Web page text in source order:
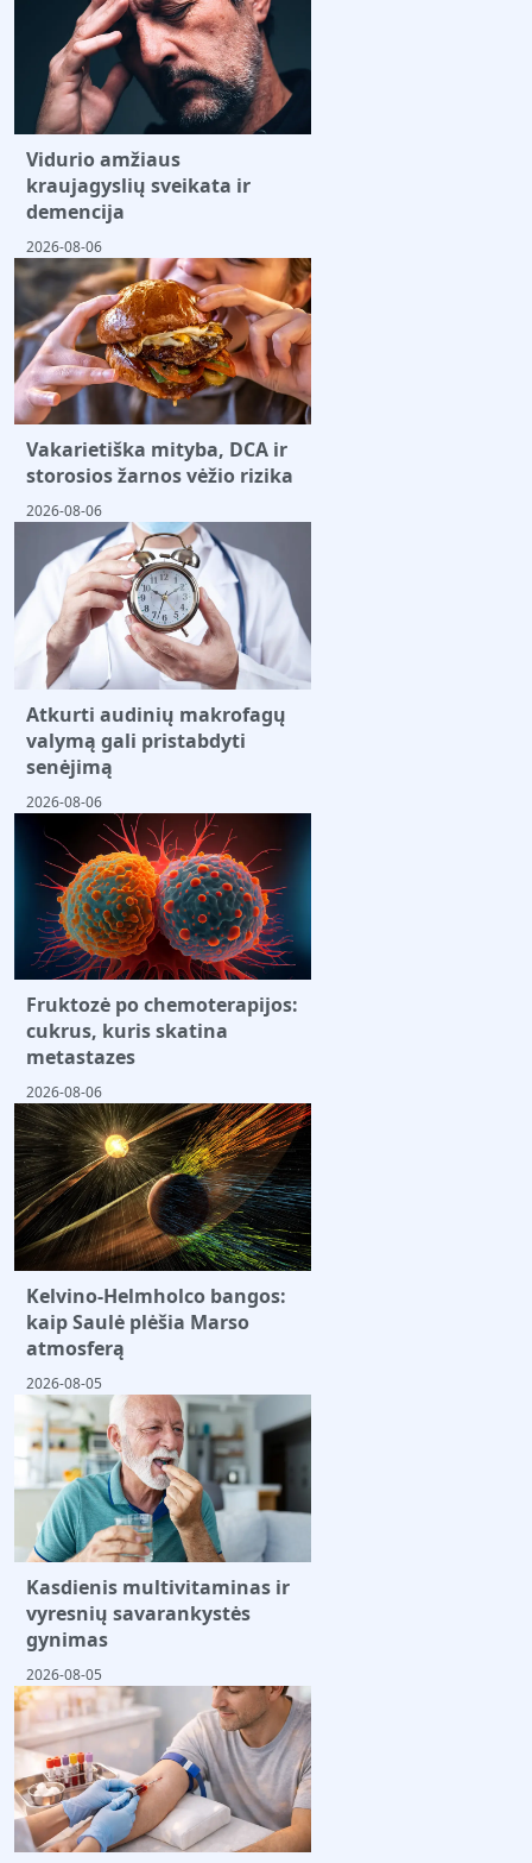
Vidurio amžiaus
kraujagyslių sveikata ir
demencija
2026-08-06
Vakarietiška mityba, DCA ir
storosios žarnos vėžio rizika
2026-08-06
Atkurti audinių makrofagų
valymą gali pristabdyti
senėjimą
2026-08-06
Fruktozė po chemoterapijos:
cukrus, kuris skatina
metastazes
2026-08-06
Kelvino-Helmholco bangos:
kaip Saulė plėšia Marso
atmosferą
2026-08-05
Kasdienis multivitaminas ir
vyresnių savarankystės
gynimas
2026-08-05